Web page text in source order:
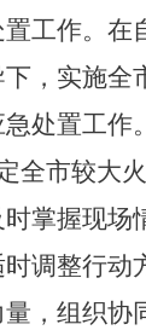
工作。在
，实施全
处置工作。
全市较大
掌握现场
调整行动
，组织协